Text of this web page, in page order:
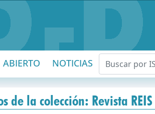
ABIERTO NOTICIAS
de la colección: Revista REIS